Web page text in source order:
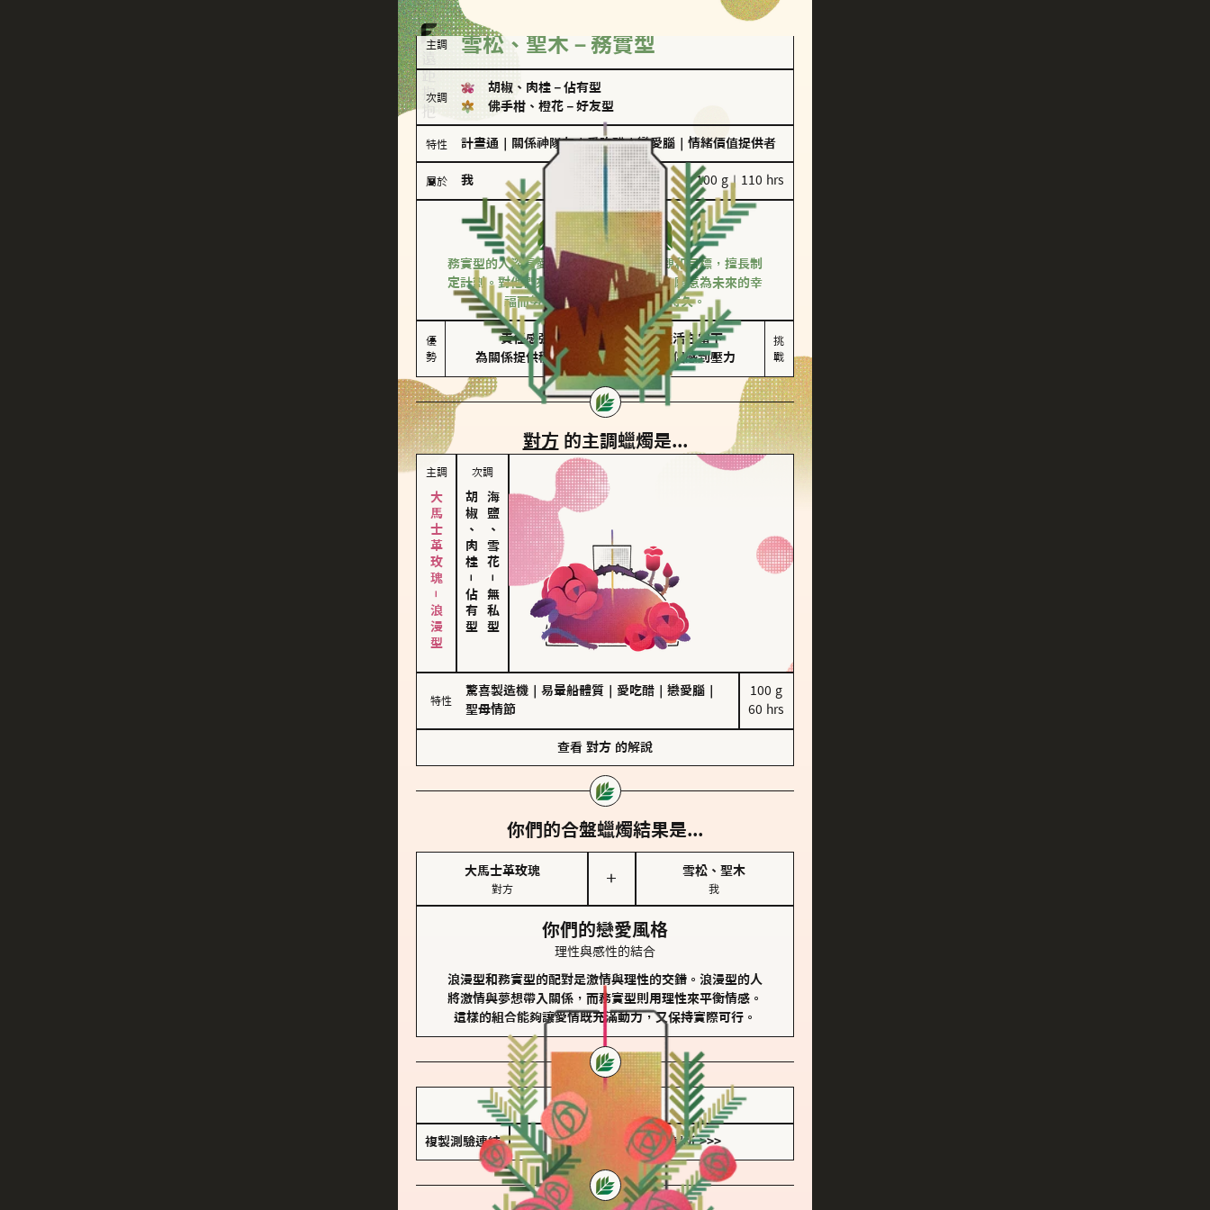
主調 雪松、聖木－務實型
次調
胡椒、肉桂 － 佔有型
佛手柑、橙花 － 好友型
特性 計畫通 關係神隊友｜愛吃醋｜戀愛腦 情緒價值提供者
屬於 我 100 g｜110 hrs
務實型
雪松、聖木
務實型的人深信愛情立基於共同的價值觀和目標，擅長制
定計劃。對他們來說，感情穩定最重要，願意為未來的幸
福而努力，讓愛情變得踏實而持久。
優
勢
責任感強
為關係提供穩定度
較難活在當下
易讓伴侶感到壓力
挑
戰
對方 的主調蠟燭是...
主調
大馬士革玫瑰－浪漫型
次調
胡椒、肉桂
－
佔有型
海鹽、雪花
－
無私型
特性
驚喜製造機 易暈船體質 愛吃醋 戀愛腦
聖母情節
100 g
60 hrs
查看 對方 的解說
你們的合盤蠟燭結果是...
大馬士革玫瑰
對方
＋
雪松、聖木
我
你們的戀愛風格
理性與感性的結合
浪漫型和務實型的配對是激情與理性的交錯。浪漫型的人
將激情與夢想帶入關係，而務實型則用理性來平衡情感。
這樣的組合能夠讓愛情既充滿動力，又保持實際可行。
儲存我的結果圖
複製測驗連結 查看香氛類型全解析 >>>